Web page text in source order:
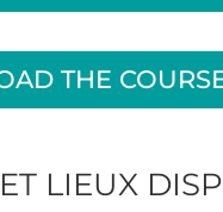
THE
LIEUX